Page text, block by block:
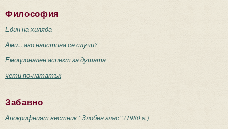
Философия
Един на хиляда
Ами... ако наистина се случи?
Емоционален аспект за душата
чети по-нататък
Забавно
Апокрифният вестник “Злобен глас” (1980 г.)